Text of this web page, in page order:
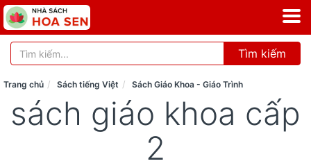
Tìm kiếm
Trang chủ Sách tiếng Việt Sách Giáo Khoa - Giáo Trình
sách giáo khoa cấp
2